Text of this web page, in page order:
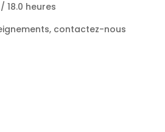
18.0 heures
contactez-nous